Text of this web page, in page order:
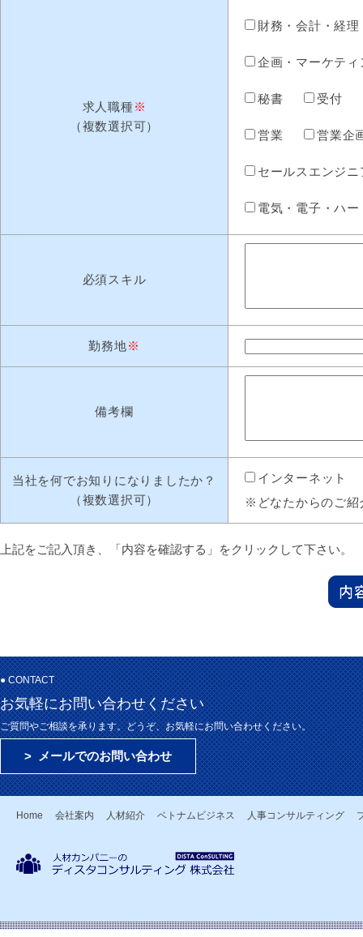
求人職種※
（複数選択可）
財務・会計・経理
企画・マーケティ
秘書 受付
営業 営業企
セールスエンジニ
電気・電子・ハ
必須スキル
勤務地※
備考欄
当社を何でお知りになりましたか？
（複数選択可）
インターネット
※どなたからのご
上記をご記入頂き、「内容を確認する」をクリックして下さい。
● CONTACT
お気軽にお問い合わせください
ご質問やご相談を承ります。どうぞ、お気軽にお問い合わせください。
> メールでのお問い合わせ
Home 会社案内 人材紹介 ベトナムビジネス 人事コンサルティング